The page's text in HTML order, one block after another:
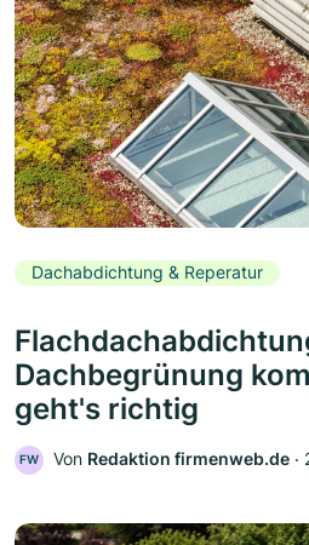
Dachabdichtung & Reperatur
Dachbegrünung
geht's richtig
FW Von Redaktion firmenweb.de ‧